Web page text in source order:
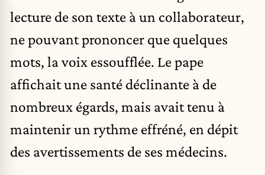
lecture de son texte à un collaborateur,
ne pouvant prononcer que quelques
mots, la voix essoufflée. Le pape
affichait une santé déclinante à de
nombreux égards, mais avait tenu à
maintenir un rythme effréné, en dépit
des avertissements de ses médecins.